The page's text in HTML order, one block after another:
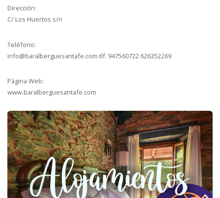
Dirección:
C/ Los Huertos s/n
Teléfono:
info@baralberguesantafe.com tlf. 947560722 626352269
Página Web:
www.baralberguesantafe.com